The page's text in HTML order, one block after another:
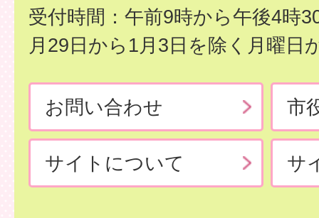
受付時間：午前9時から午後4時
月29日から1月3日を除く月曜日
お問い合わせ 市
サイトについて サ